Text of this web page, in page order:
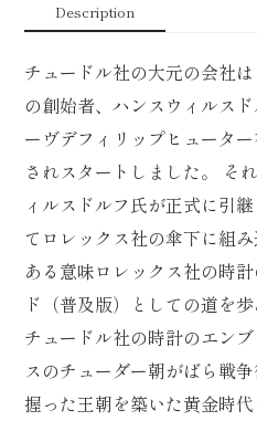
Description
チュードル社の大元の会社
の創始者、ハンスウィルス
ーヴデフィリップヒュータ
されスタートしました。 そ
ィルスドルフ氏が正式に引
てロレックス社の傘下に組
ある意味ロレックス社の時
ド（普及版）としての道を歩
チュードル社の時計のエン
スのチューダー朝がばら戦
握った王朝を築いた黄金時